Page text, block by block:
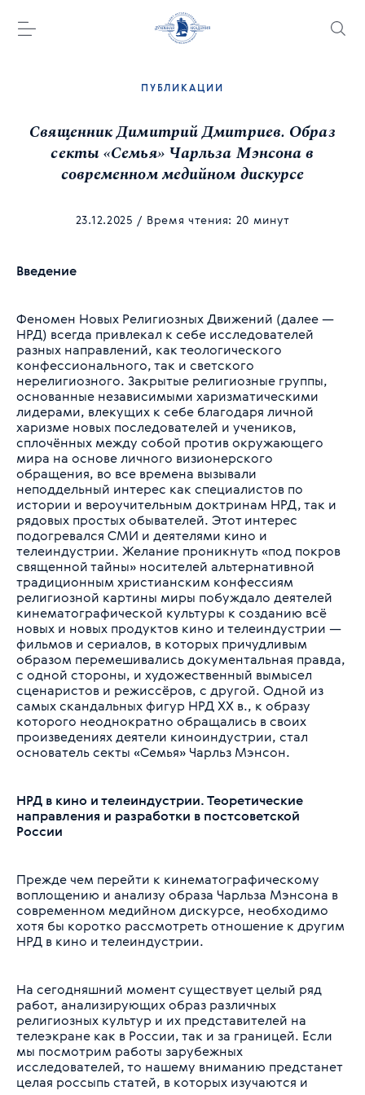
ПУБЛИКАЦИИ
Священник Димитрий Дмитриев. Образ
секты «Семья» Чарльза Мэнсона в
современном медийном дискурсе
23.12.2025 / Время чтения: 20 минут
Введение
Феномен Новых Религиозных Движений (далее —
НРД) всегда привлекал к себе исследователей
разных направлений, как теологического
конфессионального, так и светского
нерелигиозного. Закрытые религиозные группы,
основанные независимыми харизматическими
лидерами, влекущих к себе благодаря личной
харизме новых последователей и учеников,
сплочённых между собой против окружающего
мира на основе личного визионерского
обращения, во все времена вызывали
неподдельный интерес как специалистов по
истории и вероучительным доктринам НРД, так и
рядовых простых обывателей. Этот интерес
подогревался СМИ и деятелями кино и
телеиндустрии. Желание проникнуть «под покров
священной тайны» носителей альтернативной
традиционным христианским конфессиям
религиозной картины миры побуждало деятелей
кинематографической культуры к созданию всё
новых и новых продуктов кино и телеиндустрии —
фильмов и сериалов, в которых причудливым
образом перемешивались документальная правда,
с одной стороны, и художественный вымысел
сценаристов и режиссёров, с другой. Одной из
самых скандальных фигур НРД XX в., к образу
которого неоднократно обращались в своих
произведениях деятели киноиндустрии, стал
основатель секты «Семья» Чарльз Мэнсон.
НРД в кино и телеиндустрии. Теоретические
направления и разработки в постсоветской
России
Прежде чем перейти к кинематографическому
воплощению и анализу образа Чарльза Мэнсона в
современном медийном дискурсе, необходимо
хотя бы коротко рассмотреть отношение к другим
НРД в кино и телеиндустрии.
На сегодняшний момент существует целый ряд
работ, анализирующих образ различных
религиозных культур и их представителей на
телеэкране как в России, так и за границей. Если
мы посмотрим работы зарубежных
исследователей, то нашему вниманию предстанет
целая россыпь статей, в которых изучаются и